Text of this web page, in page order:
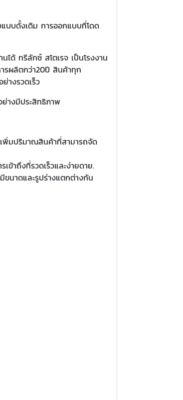
บบดั้งเดิม การออกแบบที่โดด
ได้ ทรีลักซ์ สโตเรจ เป็นโรงงาน
รผลิตกว่า20ปี สินค้าทุก
างรวดเร็ว
างมีประสิทธิภาพ
พิ่มปริมาณสินค้าที่สามารถจัด
ข้าถึงที่รวดเร็วและง่ายดาย.
นาดและรูปร่างแตกต่างกัน